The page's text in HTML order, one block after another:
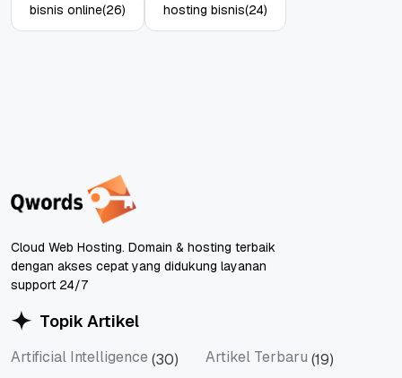
bisnis online(26) hosting bisnis(24)
Cloud Web Hosting. Domain & hosting terbaik
dengan akses cepat yang didukung layanan
support 24/7
Topik Artikel
Artificial Intelligence (30) Artikel Terbaru (19)